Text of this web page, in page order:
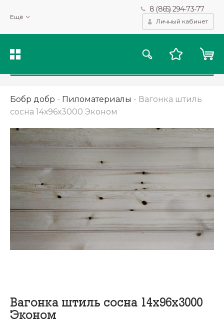
Ещё
8 (865) 294-73-77
Личный кабинет
Бобр добр - Пиломатериалы - Вагонка штиль
сосна 14х96х3000 Эконом
Вагонка штиль сосна 14х96х3000
Эконом
Мы используем файлы cookie и другие подобные технологии
для получения данных с целью сбора статистики, повышения
качества рекомендаций и предоставления вам возможности
персонализированного просмотра.Подробнее